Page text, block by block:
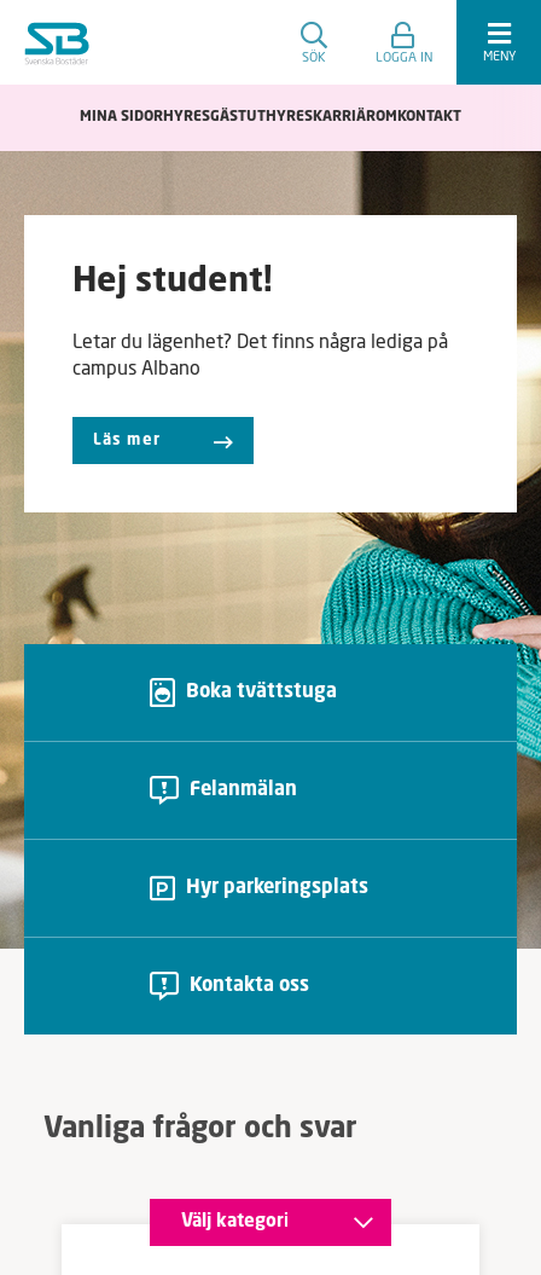
SÖK LOGGA IN MENY
MINA SIDORHYRESGÄSTUTHYRESKARRIÄROM KONTAKT
Hej student!
Letar du lägenhet? Det finns några lediga på
campus Albano
Läs mer
Boka tvättstuga
Felanmälan
Hyr parkeringsplats
Kontakta oss
Vanliga frågor och svar